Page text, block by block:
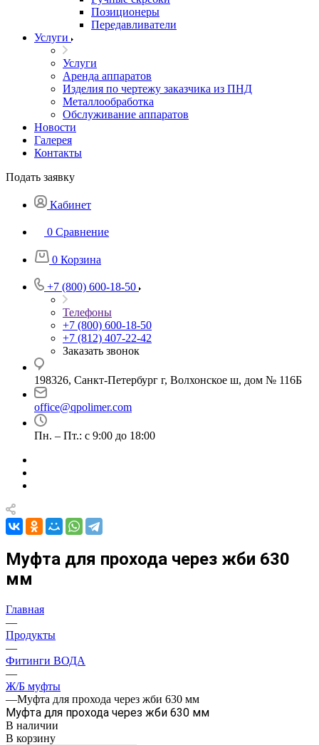
Позиционеры
Передавливатели
Услуги
Услуги
Аренда аппаратов
Изделия по чертежу заказчика из ПНД
Металлообработка
Обслуживание аппаратов
Новости
Галерея
Контакты
Подать заявку
Кабинет
0 Сравнение
0 Корзина
+7 (800) 600-18-50
Телефоны
+7 (800) 600-18-50
+7 (812) 407-22-42
Заказать звонок
198326, Санкт-Петербург г, Волхонское ш, дом № 116Б
office@qpolimer.com
Пн. – Пт.: с 9:00 до 18:00
Муфта для прохода через жби 630
мм
Главная
—
Продукты
—
Фитинги ВОДА
—
Ж/Б муфты
—Муфта для прохода через жби 630 мм
Муфта для прохода через жби 630 мм
В наличии
В корзину